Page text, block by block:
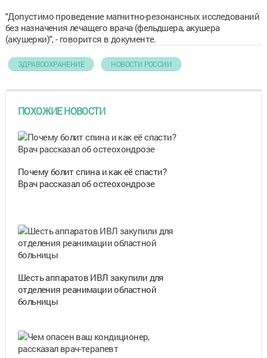
"Допустимо проведение магнитно-резонансных исследований
без назначения лечащего врача (фельдшера, акушера
(акушерки)", - говорится в документе.
ЗДРАВООХРАНЕНИЕ НОВОСТИ РОССИИ
ПОХОЖИЕ НОВОСТИ
Почему болит спина и как её спасти?
Врач рассказал об остеохондрозе
Шесть аппаратов ИВЛ закупили для
отделения реанимации областной
больницы